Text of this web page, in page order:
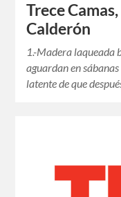
Trece
Calderón
1.-Madera laqueada
aguardan en
latente de que